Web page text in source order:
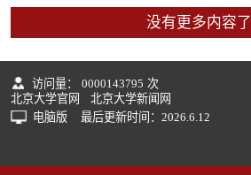
没有更多内容了
访问量： 0000143795 次
北京大学官网
北京大学新闻网
电脑版
最后更新时间： 2026 6 12